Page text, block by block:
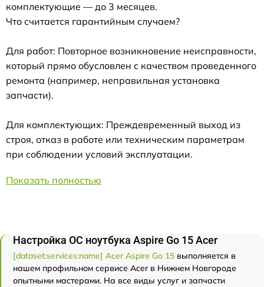
комплектующие — до 3 месяцев.
Что считается гарантийным случаем?
Для работ: Повторное возникновение неисправности,
который прямо обусловлен с качеством проведенного
ремонта (например, неправильная установка
запчасти).
Для комплектующих: Преждевременный выход из
строя, отказ в работе или техническим параметрам
при соблюдении условий эксплуатации.
Показать полностью
Настройка ОС ноутбука Aspire Go 15 Acer
[dataset:services:name] Acer Aspire Go 15 выполняется в
нашем профильном сервисе Acer в Нижнем Новгороде
опытными мастерами. На все виды услуг и запчасти